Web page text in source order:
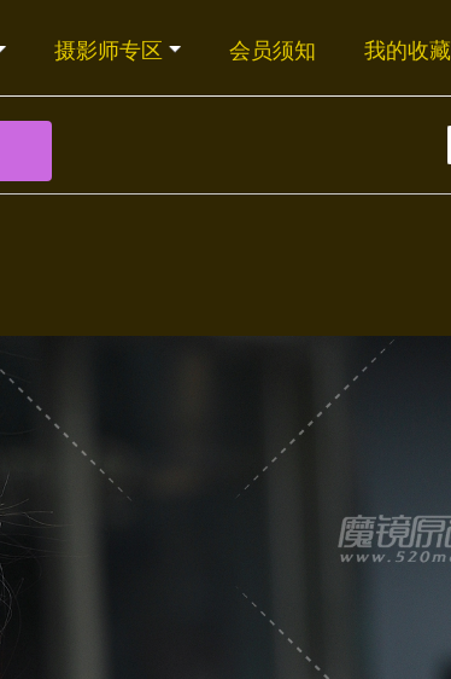
摄影师专区 会员须知 我的收藏